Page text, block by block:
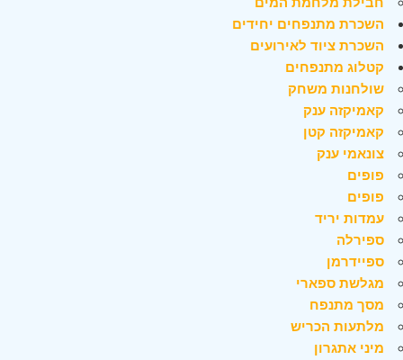
השכרת מתנפחים יחידים
השכרת ציוד לאירועים
קטלוג מתנפחים
שולחנות משחק
קאמיקזה ענק
קאמיקזה קטן
צונאמי ענק
פופים
פופים
עמדות יריד
ספירלה
ספיידרמן
מגלשת ספארי
מסך מתנפח
מלתעות הכריש
מיני אתגרון